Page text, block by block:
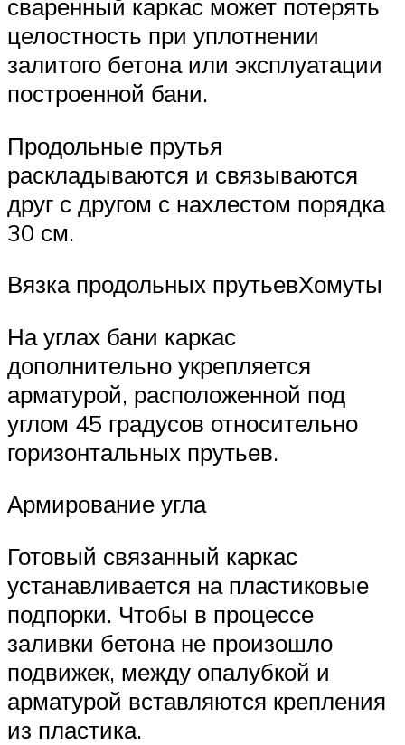
сваренный каркас может потерять
целостность при уплотнении
залитого бетона или эксплуатации
построенной бани.
Продольные прутья
раскладываются и связываются
друг с другом с нахлестом порядка
30 см.
Вязка продольных прутьевХомуты
На углах бани каркас
дополнительно укрепляется
арматурой, расположенной под
углом 45 градусов относительно
горизонтальных прутьев.
Армирование угла
Готовый связанный каркас
устанавливается на пластиковые
подпорки. Чтобы в процессе
заливки бетона не произошло
подвижек, между опалубкой и
арматурой вставляются крепления
из пластика.